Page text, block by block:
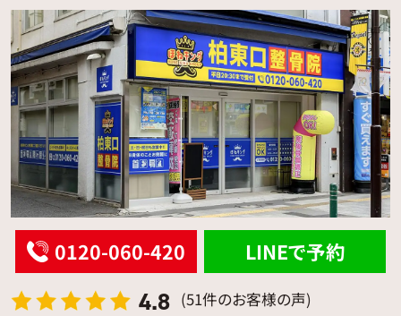
4.8 (51件のお客様の声)
0120-060-420 LINEで予約